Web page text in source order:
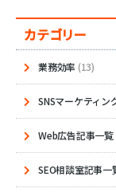
カテゴリー
業務効率 (13)
SNSマーケティン
Web広告記事一覧
SEO相談室記事一